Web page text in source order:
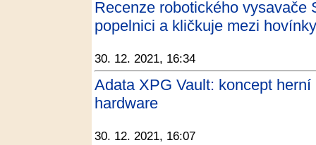
Recenze robotického vysavače
popelnici a kličkuje mezi
30. 12. 2021, 16:34
Adata XPG Vault: koncept
hardware
30. 12. 2021, 16:07